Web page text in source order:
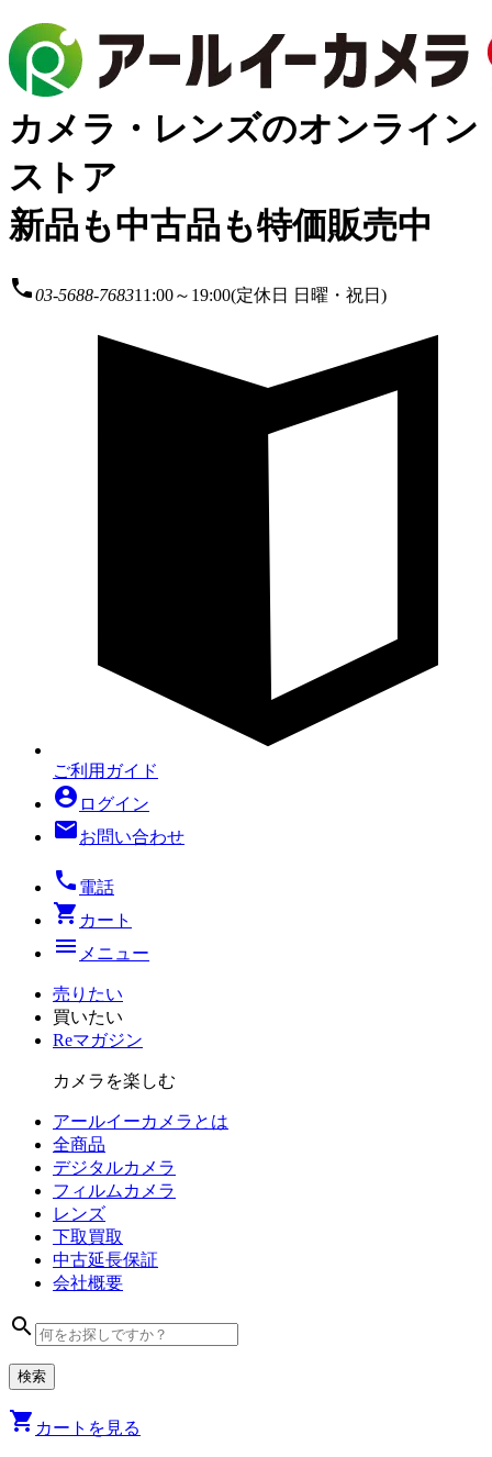
カメラ・レンズのオンライン
ストア
新品も中古品も特価販売中
local_phone03-5688-768311:00～19:00(定休日 日曜・祝日)
ご利用ガイド
account_circle ログイン
mailお問い合わせ
local_phone 電話
shopping_cart カート
menu メニュー
売りたい
買いたい
Reマガジン
カメラを楽しむ
アールイーカメラとは
全商品
デジタルカメラ
フィルム カメラ
レンズ
下取買取
中古延長保証
会社概要
search
shopping_cart カートを見る